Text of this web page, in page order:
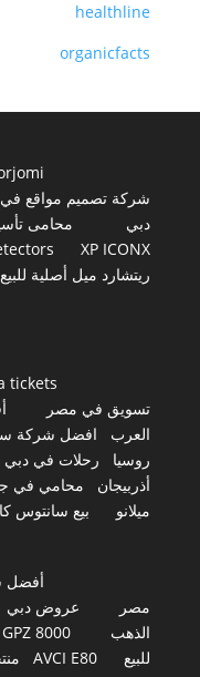
healthline
organicfacts
شركة تصميم مواقع
دبي
محامى
XP ICONX
ريتشارد ميل أصلية للبيع
tickets
تسويق في مصر
العرب
افضل شركة
روسيا
رحلات في دبي
أذربيجان
محامي في
ميلانو
بيع سانتوس
أفضل
مصر
عروض دبي
الذهب
8000
للبيع
AVCI E80